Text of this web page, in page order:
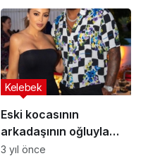
Eski kocasının
arkadaşının oğluyla
yaşadığı aşk olay oldu:
Kelebek
3 yıl önce